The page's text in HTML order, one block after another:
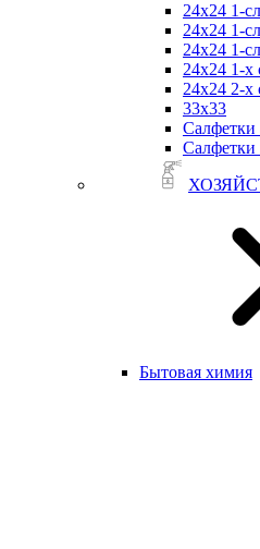
24х24 1-
24х24 1-
24х24 1-
24х24 1-х
24х24 2-х
33х33
Бытовая химия